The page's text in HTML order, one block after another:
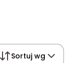
Sortuj wg